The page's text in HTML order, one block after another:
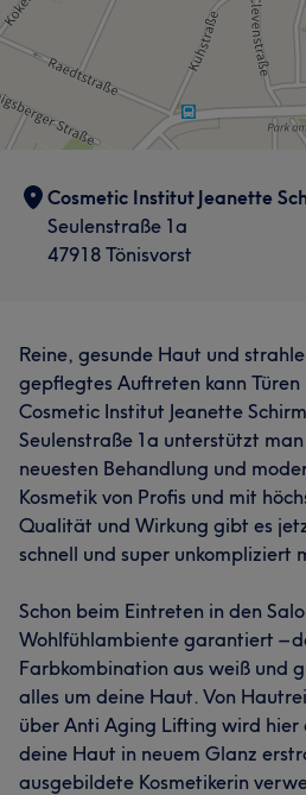
Cosmetic Institut Jeanette
Seulenstraße 1a
47918 Tönisvorst
Reine, gesunde Haut und
gepflegtes Auftreten kann Türen
Cosmetic Institut Jeanette
Seulenstraße 1a unterstützt
neuesten Behandlung und
Kosmetik von Profis und mit
Qualität und Wirkung gibt es
schnell und super unkompliziert
Schon beim Eintreten in den
Wohlfühlambiente garantiert –
Farbkombination aus weiß und
alles um deine Haut. Von
über Anti Aging Lifting wird hier
deine Haut in neuem Glanz
ausgebildete Kosmetikerin